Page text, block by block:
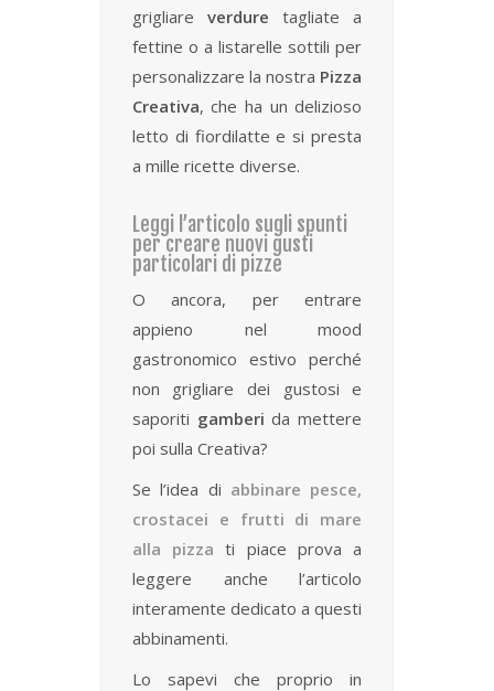
grigliare verdure tagliate a
fettine o a listarelle sottili per
personalizzare la nostra Pizza
Creativa, che ha un delizioso
letto di fiordilatte e si presta
a mille ricette diverse.
Leggi l’articolo sugli spunti
per creare nuovi gusti
particolari di pizze
O ancora, per entrare
appieno nel mood
gastronomico estivo perché
non grigliare dei gustosi e
saporiti gamberi da mettere
poi sulla Creativa?
Se l’idea di abbinare pesce,
crostacei e frutti di mare
alla pizza ti piace prova a
leggere anche l’articolo
interamente dedicato a questi
abbinamenti.
Lo sapevi che proprio in